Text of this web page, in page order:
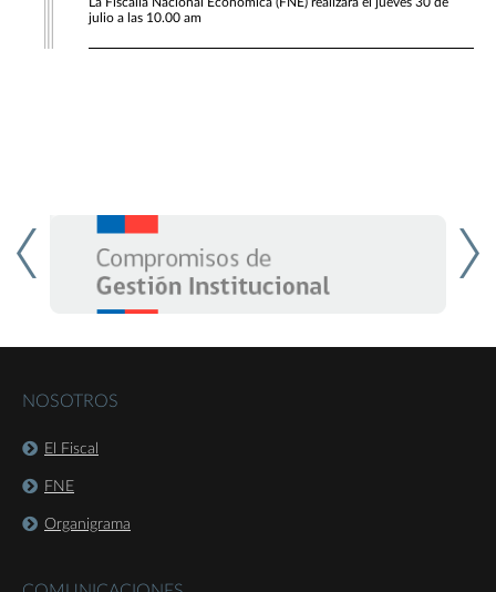
julio a las 10.00 am
NOSOTROS
El Fiscal
FNE
Organigrama